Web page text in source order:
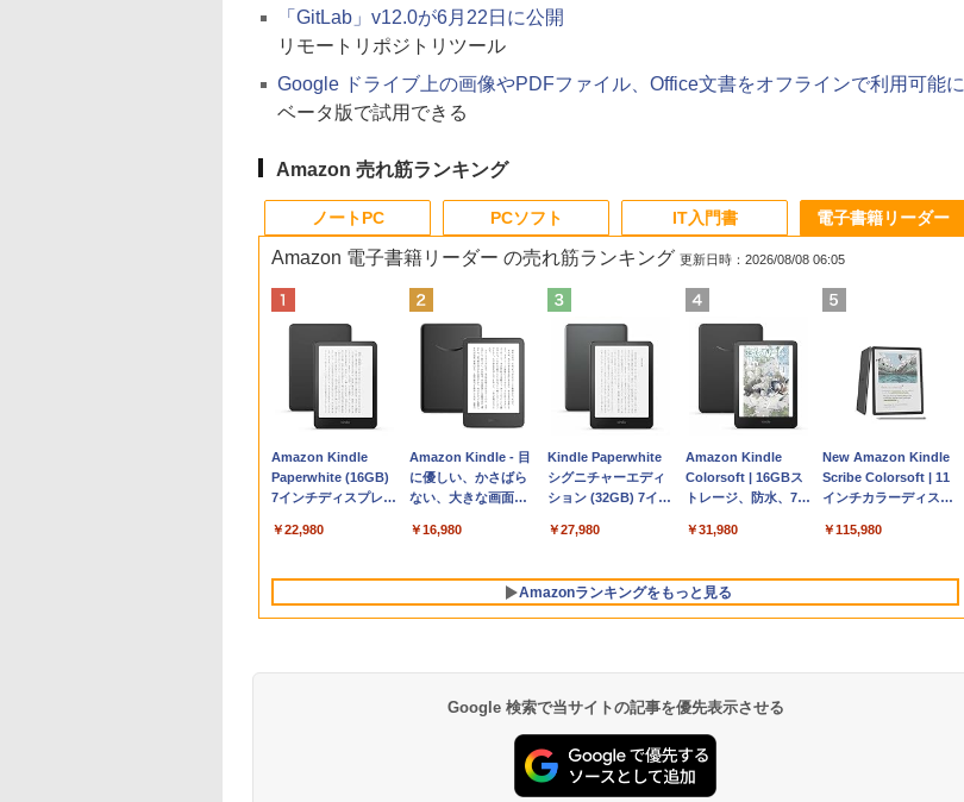
「GitLab」v12.0が6月22日に公開
リモートリポジトリツール
Google ドライブ上の画像やPDFファイル、Office文書をオフラインで利用可能に
ベータ版で試用できる
Amazon 売れ筋ランキング
ノートPC
Apple 2026
MacBook Neo A18
Proチップ搭載13イ
AIとApple
Retinaディスプレ
512GB SSD、1080p
￥162,598
tomtoc 360°保護
15.6 16インチ パソコ
ンケース Dell NEC
dynabook Lenovo
￥2,952
Apple 2026
MacBook Air M5チ
ップ搭載13インチノ
Apple Intelligence、
Retinaディスプレ
イ、16GBユニファイ
ドメモリ、1TB SSD
ド、Touch ID - シル
バー
￥261,414
【Amazon.co.jp限
定】 HP ノートパソ
コン 15-fd 15.6イン
512GB SSD インテ
￥129,800
FMV ノートパソコン
WE1-K3 (MS 365
Personal/Copilotキー
型/Core i5/16GB/SSD
FMVWK3E15W_AZ
￥139,880
PCソフト
Robloxギフトカード
- 800 Robux 【限定
バーチャルアイテム
ンゲームコード】 ロ
インコード版
￥1,300
Robloxギフトカード
- 1000 Robux 【限定
バーチャルアイテム
ンゲームコード】 ロ
ンコード版
￥1,600
Microsoft Office
Home & Business
2024(最新 永続版)|オ
版|Windows11、
￥39,582
Robloxギフトカード
- 2,000 Robux 【限
定バーチャルアイテ
インゲームコード】
ラインコード版
￥3,200
Windows版 |
Minecraft (マインクラ
フト): Java & Bedrock
ード版
￥3,600
IT入門書
生成AIパスポート公
式テキスト 第４版
￥1,766
AIイラスト表現辞典:
思い通りの絵を引き
出す プロンプトの言
ズ (はぴーイラスト
￥480
ClaudeCode いちば
んやさしい 教科書:
非エンジニア 初心者
マニュアル AI副業に
もKindle出版にも！
非エンジニアのため
のAIコーディング入
￥99
1冊ですべて身につく
HTML & CSSとWeb
デザイン入門講座
￥1,292
FM TOWNS ハイパ
ー・カタログ: 本体ハ
ードウェア・市販ソフ
トリストと最新エミュ
￥1,600
電子書籍リーダー
Amazon 電子書籍リーダー の売れ筋ランキング 更新日時：2026/08/08 06:05
Amazon Kindle
Paperwhite (16GB)
7インチディスプレ
ト、12週間持続バッ
ブラック
￥22,980
Amazon Kindle - 目
に優しい、かさばら
ない、大きな画面で
続バッテリー、6イン
書籍リーダー、ブラ
ック、16GB、広告な
し
￥16,980
Kindle Paperwhite
シグニチャーエディ
ション (32GB) 7イン
るさ自動調整、色調
持続バッテリー、広
告なし、メタリック
ブラック
￥27,980
Amazon Kindle
Colorsoft | 16GBス
トレージ、防水、7イ
レイ、色調調節ライ
ッテリー、広告無
し、ブラック (2025
年発売)
￥31,980
New Amazon Kindle
Scribe Colorsoft | 11
インチカラーディスプ
ジ、ノート機能搭載、
調節ライト、プレミア
イト
￥115,980
Amazonランキングをもっと見る
Google 検索で当サイトの記事を優先表示させる